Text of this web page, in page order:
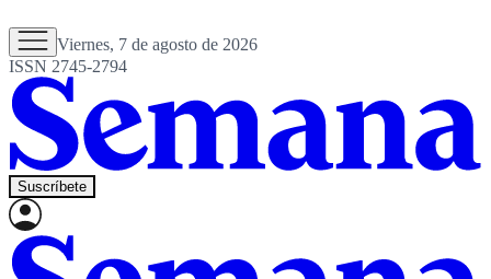
Viernes, 7 de agosto de 2026
ISSN 2745-2794
Suscríbete